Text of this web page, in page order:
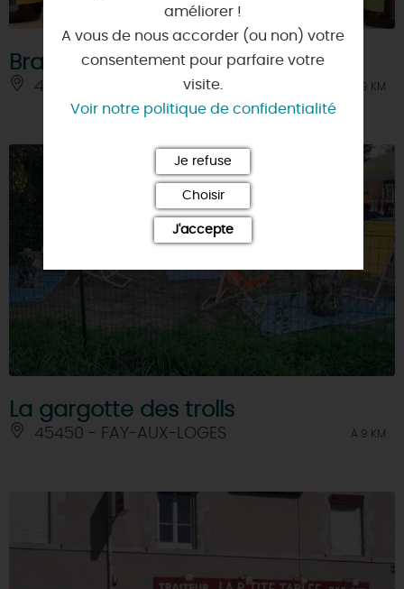
Brasserie du Vauret
45430 - MARDIE À 9 KM
La gargotte des trolls
45450 - FAY-AUX-LOGES À 9 KM
améliorer !
A vous de nous accorder (ou non) votre
consentement pour parfaire votre
visite.
Voir notre politique de confidentialité
Je refuse
Choisir
J'accepte